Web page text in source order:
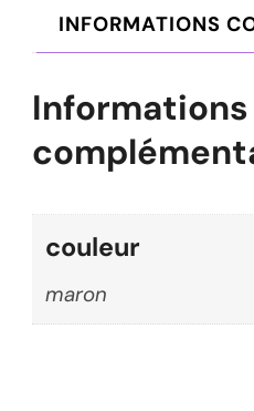
INFORMATIONS
Informations
couleur
maron